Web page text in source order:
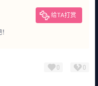
给TA打赏
0 0